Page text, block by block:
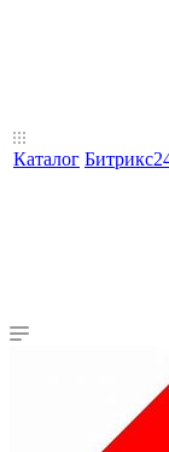
Каталог